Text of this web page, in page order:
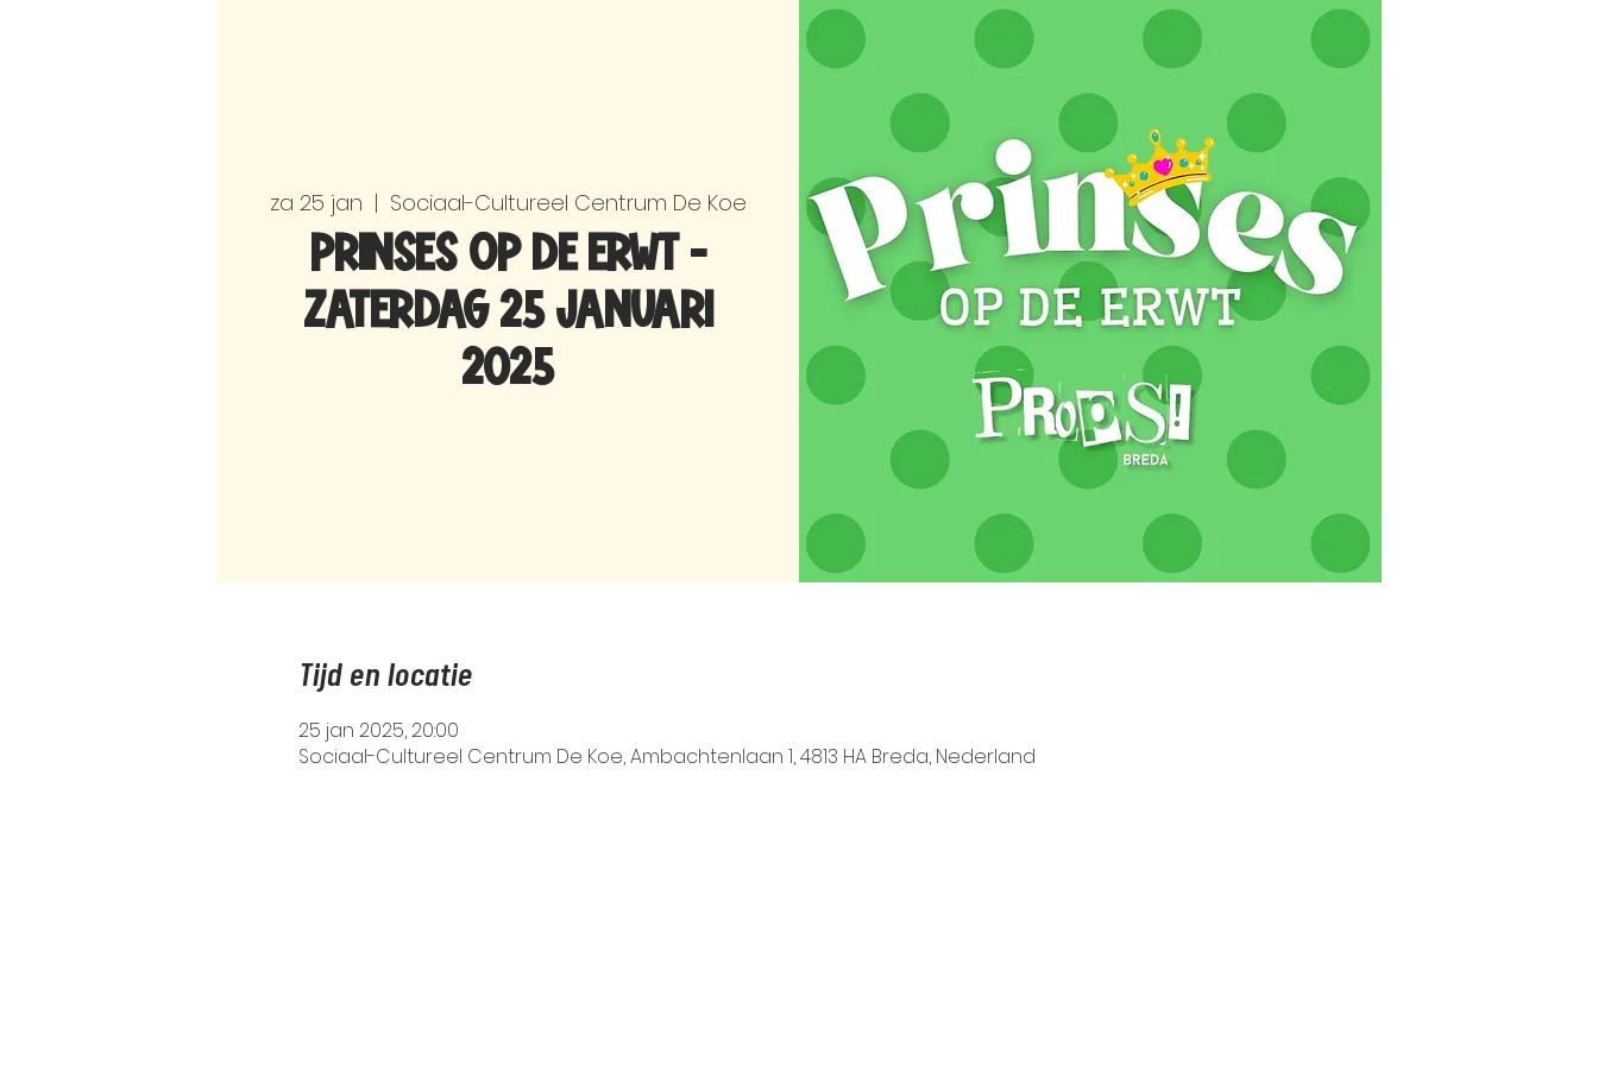
za 25 jan
  |
Sociaal-Cultureel Centrum De Koe
Prinses op de Erwt -
Zaterdag 25 januari
2025
Tijd en locatie
25 jan 2025, 20:00
Sociaal-Cultureel Centrum De Koe, Ambachtenlaan 1, 4813 HA Breda, Nederland